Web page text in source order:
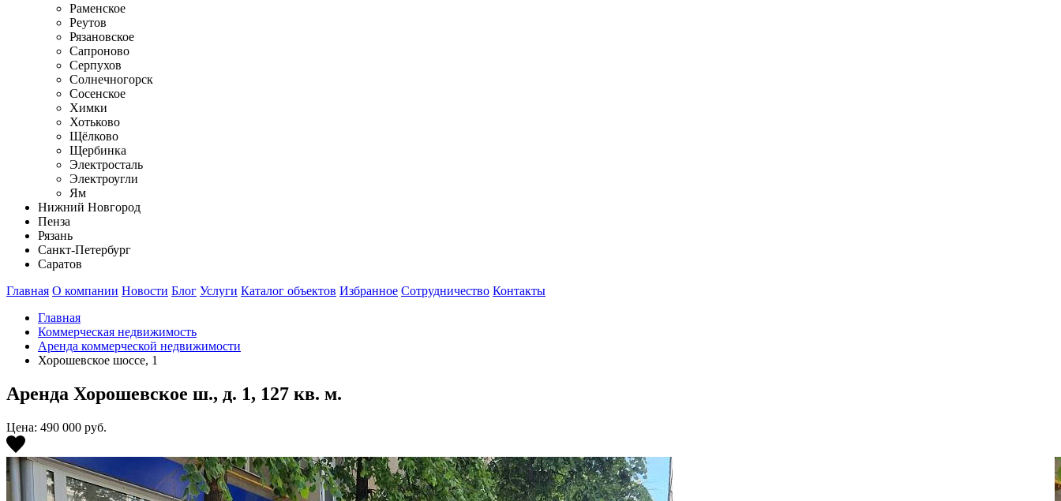
Раменское
Реутов
Рязановское
Сапроново
Серпухов
Солнечногорск
Сосенское
Химки
Хотьково
Щёлково
Щербинка
Электросталь
Электроугли
Ям
Нижний Новгород
Пенза
Рязань
Санкт-Петербург
Саратов
Главная О компании Новости Блог Услуги Каталог объектов Избранное Сотрудничество Контакты
Главная
Коммерческая недвижимость
Аренда коммерческой недвижимости
Хорошевское шоссе, 1
Аренда Хорошевское ш., д. 1, 127 кв. м.
Цена: 490 000 руб.